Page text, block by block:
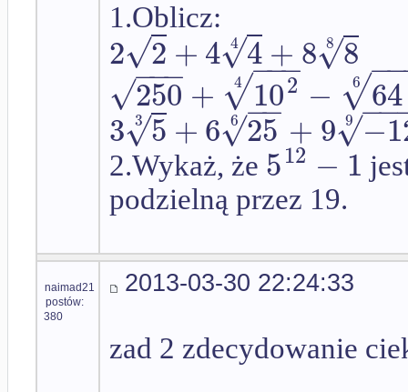
1.Oblicz:
2 2
√ +4 4
√
4 +8 8
√
8
250
−−
−
√ + 102
−−
−
√
4 − 64
−
√
6
3 5
√
3 +6 25
−−
√
6 +9 −
−−
√
9
2.Wykaż, że 512 −1
podzielną przez 19.
naimad21
postów:
380
2013-03-30 22:24:33
zad 2 zdecydowanie